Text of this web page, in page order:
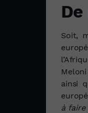
Soit,
ainsi
à faire